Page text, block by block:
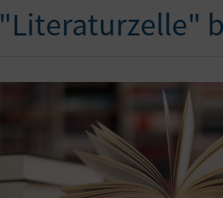
"Literaturzelle"